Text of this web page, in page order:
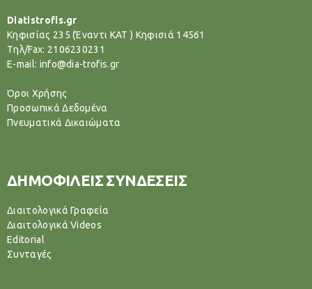
Diatistrofis.gr
Κηφισίας 235 (Έναντι ΚΑΤ ) Κηφισιά 14561
Tηλ/Fax: 2106230231
E-mail: info@dia-trofis.gr
Όροι Χρήσης
Προσωπικά Δεδομένα
Πνευματικά Δικαιώματα
ΔΗΜΟΦΙΛΕΙΣ ΣΥΝΔΕΣΕΙΣ
Διαιτολογικά Γραφεία
Διαιτολογικά Videos
Editorial
Συνταγές